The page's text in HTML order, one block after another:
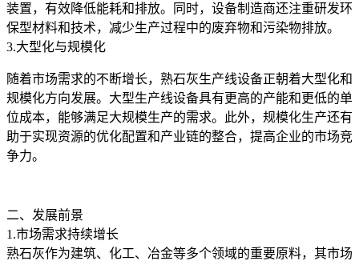
装置，有效降低能耗和排放。同时，设备制造商还注重研发环
保型材料和技术，减少生产过程中的废弃物和污染物排放。
3.大型化与规模化
随着市场需求的不断增长，熟石灰生产线设备正朝着大型化和
规模化方向发展。大型生产线设备具有更高的产能和更低的单
位成本，能够满足大规模生产的需求。此外，规模化生产还有
助于实现资源的优化配置和产业链的整合，提高企业的市场竞
争力。
二、发展前景
1.市场需求持续增长
熟石灰作为建筑、化工、冶金等多个领域的重要原料，其市场